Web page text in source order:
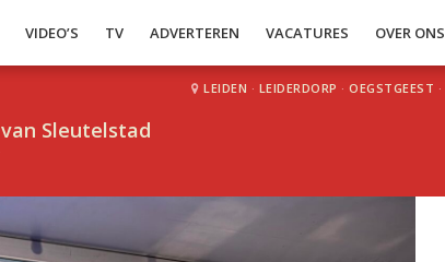
VIDEO’S TV ADVERTEREN VACATURES OVER ONS
Sleutelstad
LEIDEN · LEIDERDORP · OEGSTGEEST ·